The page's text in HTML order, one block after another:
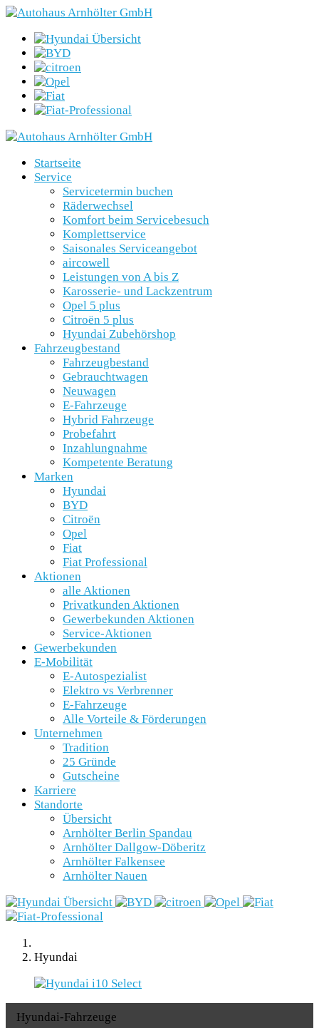
Startseite
Service
Servicetermin buchen
Räderwechsel
Komfort beim Servicebesuch
Komplettservice
Saisonales Serviceangebot
aircowell
Leistungen von A bis Z
Karosserie- und Lackzentrum
Opel 5 plus
Citroën 5 plus
Hyundai Zubehörshop
Fahrzeugbestand
Fahrzeugbestand
Gebrauchtwagen
Neuwagen
E-Fahrzeuge
Hybrid Fahrzeuge
Probefahrt
Inzahlungnahme
Kompetente Beratung
Marken
Hyundai
BYD
Citroën
Opel
Fiat
Fiat Professional
Aktionen
alle Aktionen
Privatkunden Aktionen
Gewerbekunden Aktionen
Service-Aktionen
Gewerbekunden
E-Mobilität
E-Autospezialist
Elektro vs Verbrenner
E-Fahrzeuge
Alle Vorteile & Förderungen
Unternehmen
Tradition
25 Gründe
Gutscheine
Karriere
Standorte
Übersicht
Arnhölter Berlin Spandau
Arnhölter Dallgow-Döberitz
Arnhölter Falkensee
Arnhölter Nauen
Hyundai
Hyundai-Fahrzeuge